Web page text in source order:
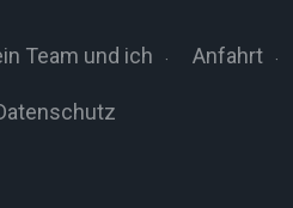
Team und ich Anfahrt